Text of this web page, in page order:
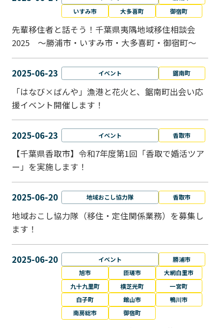
いすみ市
大多喜町 御宿町
先輩移住者と話そう！千葉県夷隅地域移住相談会
2025 ～勝浦市・いすみ市・大多喜町・御宿町～
2025-06-23 イベント 鋸南町
「はなび×ばんや」漁港と花火と、鋸南町出会い応
援イベント開催します！
2025-06-23 イベント 香取市
【千葉県香取市】令和7年度第1回「香取で婚活ツア
ー」を実施します！
2025-06-20 地域おこし協力隊 香取市
地域おこし協力隊（移住・定住関係業務）を募集し
ます！
2025-06-20 イベント
勝浦市
旭市
匝瑳市
大網白里市
九十九里町
横芝光町
一宮町
白子町
館山市
鴨川市
南房総市
御宿町